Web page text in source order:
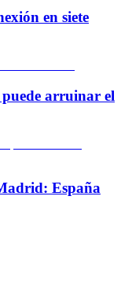
en siete
arruinar el
España